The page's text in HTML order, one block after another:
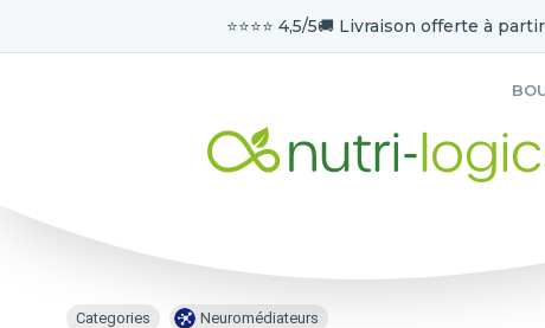
⭐️⭐️⭐️⭐️ 4,5/5🚚 Livraison offerte à
Categories Neuromédiateurs